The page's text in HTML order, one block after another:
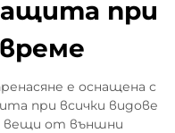
при
е оснащена с
при всички видове
вещи от външни